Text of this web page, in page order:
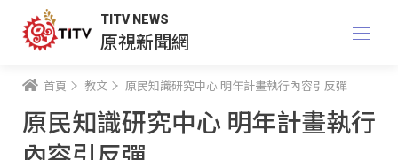
TITV NEWS
原視新聞網
首頁 教文 原民知識研究中心 明年計畫執行內容引反彈
原民知識研究中心 明年計畫執行